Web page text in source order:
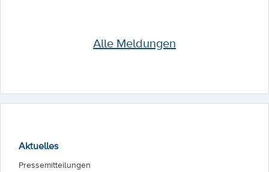
Alle Meldungen
Aktuelles
Pressemitteilungen